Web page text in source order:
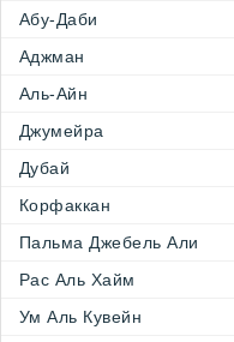
Абу-Даби
Аджман
Аль-Айн
Джумейра
Дубай
Корфаккан
Пальма Джебель Али
Рас Аль Хайм
Ум Аль Кувейн